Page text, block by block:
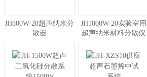
JH800W-28超声纳米分
散器
JH1000W-20实验室用
超声纳米材料分散仪